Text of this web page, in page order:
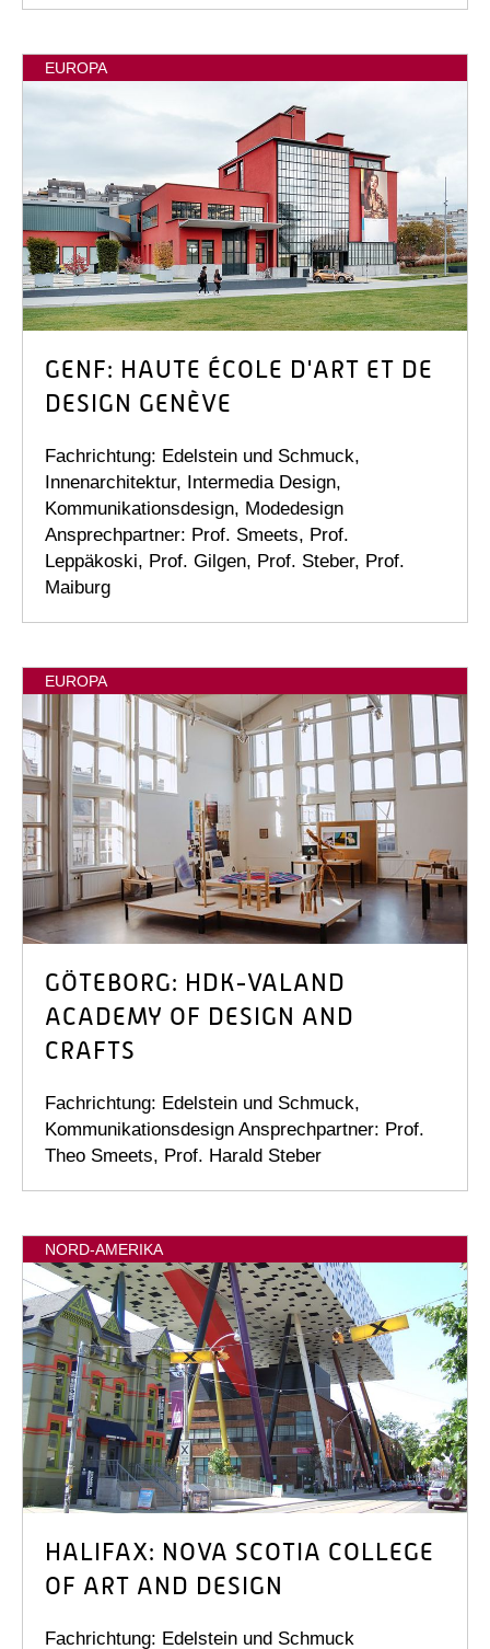
EUROPA
GENF: HAUTE ÉCOLE D'ART ET DE
DESIGN GENÈVE
Fachrichtung: Edelstein und Schmuck,
Innenarchitektur, Intermedia Design,
Kommunikationsdesign, Modedesign
Ansprechpartner: Prof. Smeets, Prof.
Leppäkoski, Prof. Gilgen, Prof. Steber, Prof.
Maiburg
EUROPA
GÖTEBORG: HDK-VALAND
ACADEMY OF DESIGN AND
CRAFTS
Fachrichtung: Edelstein und Schmuck,
Kommunikationsdesign Ansprechpartner: Prof.
Theo Smeets, Prof. Harald Steber
NORD-AMERIKA
HALIFAX: NOVA SCOTIA COLLEGE
OF ART AND DESIGN
Fachrichtung: Edelstein und Schmuck